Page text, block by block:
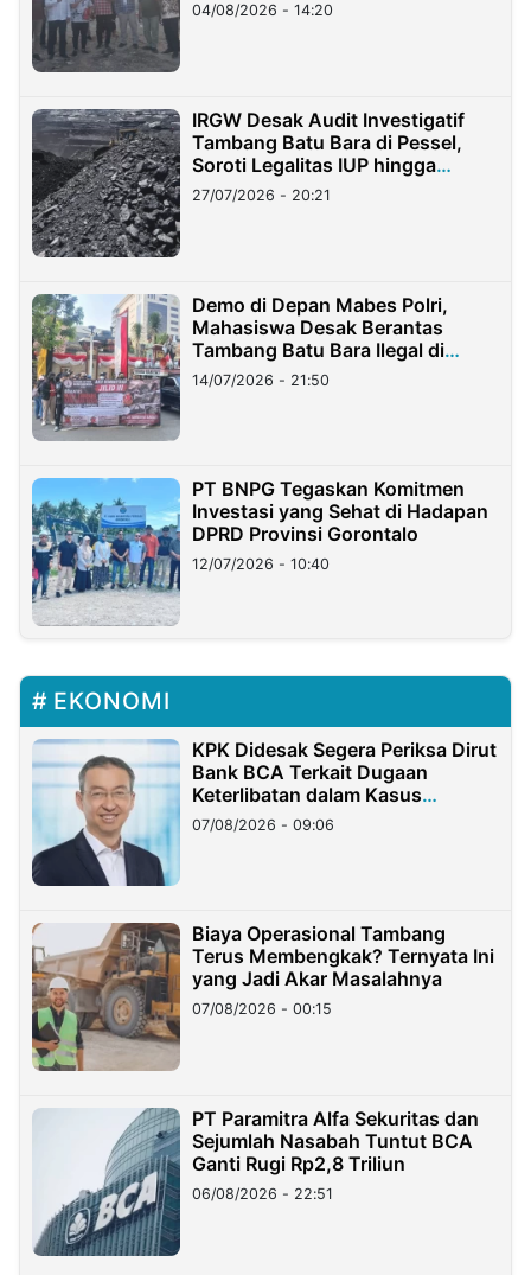
04/08/2026 - 14:20
IRGW Desak Audit Investigatif
Tambang Batu Bara di Pessel,
Soroti Legalitas IUP hingga
Stockpile
27/07/2026 - 20:21
Demo di Depan Mabes Polri,
Mahasiswa Desak Berantas
Tambang Batu Bara Ilegal di
Lampung
14/07/2026 - 21:50
PT BNPG Tegaskan Komitmen
Investasi yang Sehat di Hadapan
DPRD Provinsi Gorontalo
12/07/2026 - 10:40
EKONOMI
KPK Didesak Segera Periksa Dirut
Bank BCA Terkait Dugaan
Keterlibatan dalam Kasus
Hilangnya Dana Nasabah Rp2,58
Miliar
07/08/2026 - 09:06
Biaya Operasional Tambang
Terus Membengkak? Ternyata Ini
yang Jadi Akar Masalahnya
07/08/2026 - 00:15
PT Paramitra Alfa Sekuritas dan
Sejumlah Nasabah Tuntut BCA
Ganti Rugi Rp2,8 Triliun
06/08/2026 - 22:51